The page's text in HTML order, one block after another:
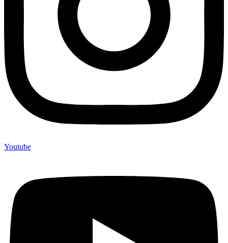
Youtube